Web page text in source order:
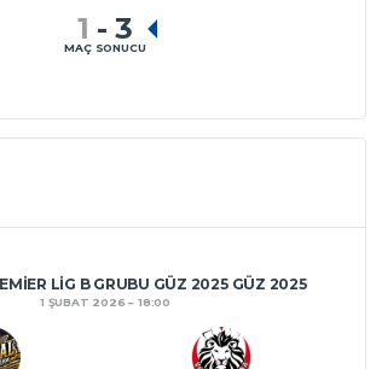
1 - 3
MAÇ SONUCU
LIG B GRUBU GÜZ 2025 GÜZ 2025
1 ŞUBAT 2026 18:00